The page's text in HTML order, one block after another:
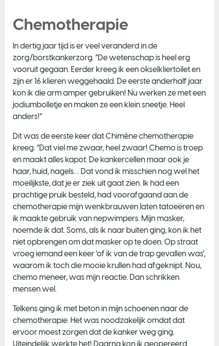
Chemotherapie
In dertig jaar tijd is er veel veranderd in de
zorg/borstkankerzorg. “De wetenschap is heel erg
vooruit gegaan. Eerder kreeg ik een okselkliertoilet en
zijn er 16 klieren weggehaald. De eerste anderhalf jaar
kon ik die arm amper gebruiken! Nu werken ze met een
jodiumbolletje en maken ze een klein sneetje. Heel
anders!”
Dit was de eerste keer dat Chimène chemotherapie
kreeg. “Dat viel me zwaar, heel zwaar! Chemo is troep
en maakt alles kapot. De kankercellen maar ook je
haar, huid, nagels… Dat vond ik misschien nog wel het
moeilijkste, dat je er ziek uit gaat zien. Ik had een
prachtige pruik besteld, had voorafgaand aan de
chemotherapie mijn wenkbrauwen laten tatoeëren en
ik maakte gebruik van nepwimpers. Mijn masker,
noemde ik dat. Soms, als ik naar buiten ging, kon ik het
niet opbrengen om dat masker op te doen. Op straat
vroeg iemand een keer ‘of ik van de trap gevallen was’,
waarom ik toch die mooie krullen had afgeknipt. Nou,
chemo meneer, was mijn reactie. Dan schrikken
mensen wel.
Telkens ging ik met beton in mijn schoenen naar de
chemotherapie. Het was noodzakelijk omdat dat
ervoor moest zorgen dat de kanker weg ging.
Uiteindelijk werkte het! Daarna kon ik geopereerd